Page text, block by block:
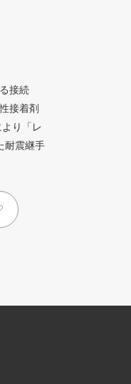
接続
接着剤
り「レ
耐震継手